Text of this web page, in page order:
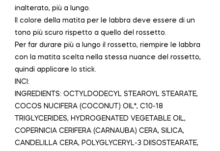
inalterato, più a lungo.
Il colore della matita per le labbra deve essere di un
tono più scuro rispetto a quello del rossetto.
Per far durare più a lungo il rossetto, riempire le labbra
con la matita scelta nella stessa nuance del rossetto,
quindi applicare lo stick.
INCI:
INGREDIENTS: OCTYLDODECYL STEAROYL STEARATE,
COCOS NUCIFERA (COCONUT) OIL*, C10-18
TRIGLYCERIDES, HYDROGENATED VEGETABLE OIL,
COPERNICIA CERIFERA (CARNAUBA) CERA, SILICA,
CANDELILLA CERA, POLYGLYCERYL-3 DIISOSTEARATE,